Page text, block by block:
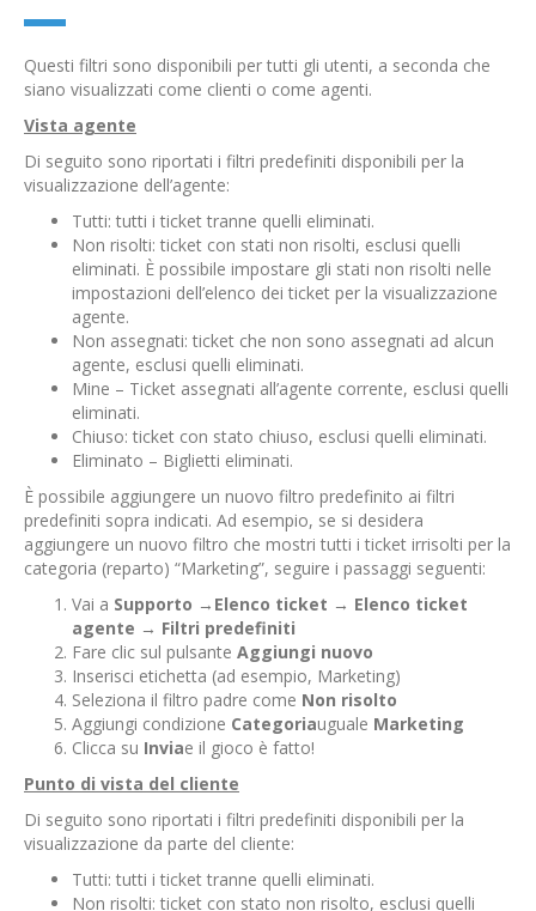
Questi filtri sono disponibili per tutti gli utenti, a seconda che
siano visualizzati come clienti o come agenti.
Vista agente
Di seguito sono riportati i filtri predefiniti disponibili per la
visualizzazione dell’agente:
Tutti: tutti i ticket tranne quelli eliminati.
Non risolti: ticket con stati non risolti, esclusi quelli
eliminati. È possibile impostare gli stati non risolti nelle
impostazioni dell’elenco dei ticket per la visualizzazione
agente.
Non assegnati: ticket che non sono assegnati ad alcun
agente, esclusi quelli eliminati.
Mine – Ticket assegnati all’agente corrente, esclusi quelli
eliminati.
Chiuso: ticket con stato chiuso, esclusi quelli eliminati.
Eliminato – Biglietti eliminati.
È possibile aggiungere un nuovo filtro predefinito ai filtri
predefiniti sopra indicati. Ad esempio, se si desidera
aggiungere un nuovo filtro che mostri tutti i ticket irrisolti per la
categoria (reparto) “Marketing”, seguire i passaggi seguenti:
Vai a Supporto → Elenco ticket → Elenco ticket
agente → Filtri predefiniti
Fare clic sul pulsante Aggiungi nuovo
Inserisci etichetta (ad esempio, Marketing)
Seleziona il filtro padre come Non risolto
Aggiungi condizione Categoriauguale Marketing
Clicca su Inviae il gioco è fatto!
Punto di vista del cliente
Di seguito sono riportati i filtri predefiniti disponibili per la
visualizzazione da parte del cliente:
Tutti: tutti i ticket tranne quelli eliminati.
Non risolti: ticket con stato non risolto, esclusi quelli